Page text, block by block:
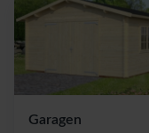
Garagen